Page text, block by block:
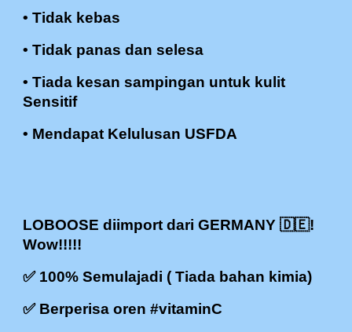
• Tidak kebas
• Tidak panas dan selesa
• Tiada kesan sampingan untuk kulit
Sensitif
• Mendapat Kelulusan USFDA
LOBOOSE diimport dari GERMANY 🇩🇪!
Wow!!!!!
✅ 100% Semulajadi ( Tiada bahan kimia)
✅ Berperisa oren #vitaminC